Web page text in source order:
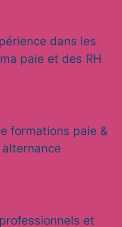
dans les
paie et des RH
formations paie &
alternance
et